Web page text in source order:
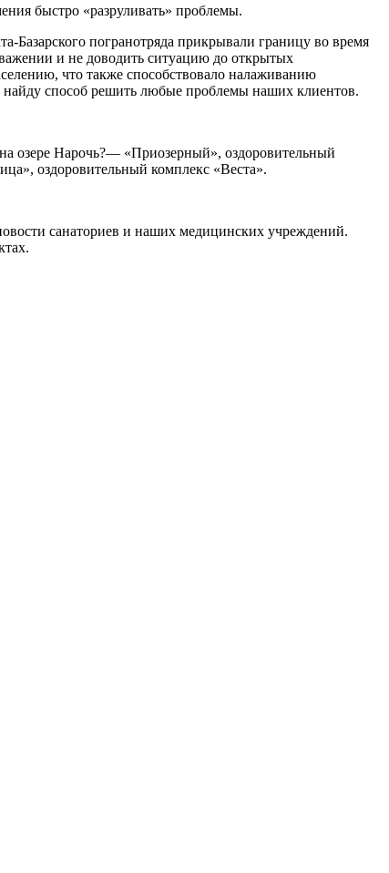
быстро «разруливать» проблемы.
погранотряда прикрывали границу во время
и не доводить ситуацию до открытых
что также способствовало налаживанию
способ решить любые проблемы наших клиентов.
озере Нарочь?— «Приозерный», оздоровительный
оздоровительный комплекс «Веста».
санаториев и наших медицинских учреждений.